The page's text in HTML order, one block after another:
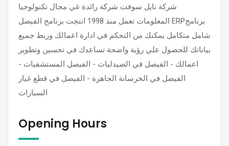
شركة نايل سوفت شركة رائدة غي مجال تكنولوجيا
المعلومات تعمل منذ 1998 انتجت برنامج الفيصل ERPبرنامج
شامل متكامل يمكنك من التحكم في ادارة اعمالك وربط جميع
بياناتك للحصول علي رؤية واضحة تساعدك في تحسين وتطوير
اعمالك - الفيصل في الصيدليات - الفيصل المستشفيات -
الفيصل في الخرسانة الجاهزة - الفيصل في قطع غيار
السيارات
Opening Hours